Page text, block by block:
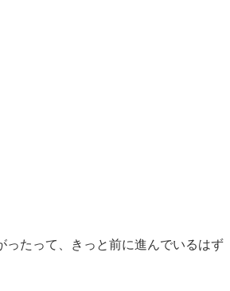
ったって、きっと前に進んでいるはず